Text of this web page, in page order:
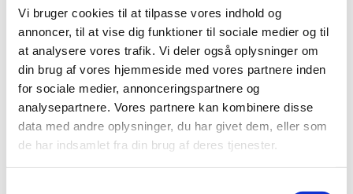
Vi bruger cookies til at tilpasse vores indhold og
annoncer, til at vise dig funktioner til sociale medier og til
at analysere vores trafik. Vi deler også oplysninger om
din brug af vores hjemmeside med vores partnere inden
for sociale medier, annonceringspartnere og
analysepartnere. Vores partnere kan kombinere disse
data med andre oplysninger, du har givet dem, eller som
de har indsamlet fra din brug af deres tjenester.
Indehavere af markedsføringstilladelserne for
fluoroquinolon-antibiotika vil gerne efter aftale med…
Global kampagne sætter endnu en gang fokus
på bivirkninger og vigtigheden i at indberette
formodede bivirkninger
|2. november 2020 |
En international kampagne med særligt fokus på
indberetning af bivirkninger er netop skudt i gang. For…